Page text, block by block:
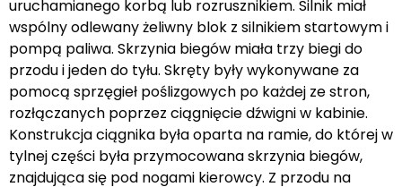
uruchamianego korbą lub rozrusznikiem. Silnik miał
wspólny odlewany żeliwny blok z silnikiem startowym i
pompą paliwa. Skrzynia biegów miała trzy biegi do
przodu i jeden do tyłu. Skręty były wykonywane za
pomocą sprzęgieł poślizgowych po każdej ze stron,
rozłączanych poprzez ciągnięcie dźwigni w kabinie.
Konstrukcja ciągnika była oparta na ramie, do której w
tylnej części była przymocowana skrzynia biegów,
znajdująca się pod nogami kierowcy. Z przodu na